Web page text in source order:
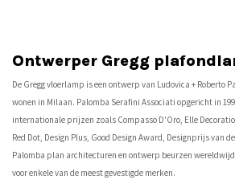
Ontwerper Gregg
De Gregg vloerlamp is een ontwerp van Ludovica + Roberto
wonen in Milaan. Palomba Serafini Associati opgericht in
internationale prijzen zoals Compasso D'Oro, Elle
Red Dot, Design Plus, Good Design Award, Designprijs van
Palomba plan architecturen en ontwerp beurzen
voor enkele van de meest gevestigde merken.